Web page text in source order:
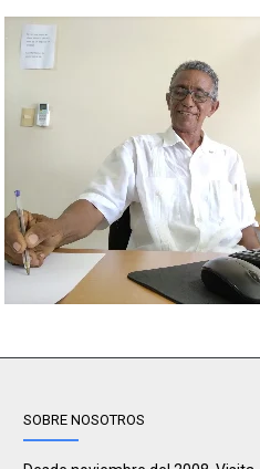
SOBRE NOSOTROS